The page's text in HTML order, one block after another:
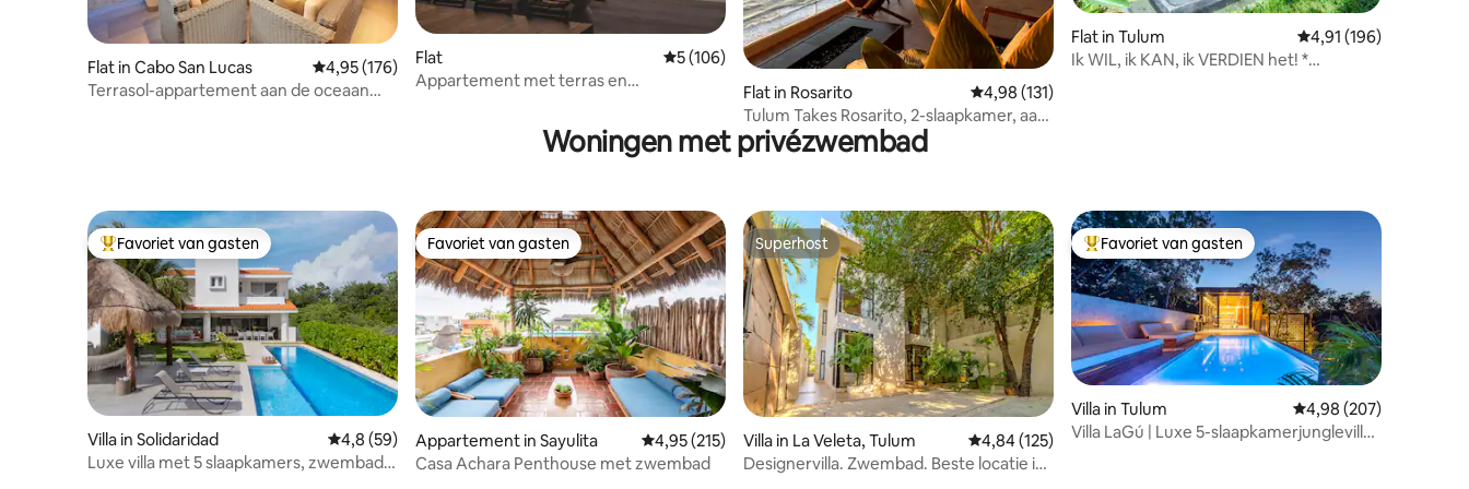
Flat in Cabo San Lucas Gemiddelde beoordeling van 4,95 op 5, 176 recensies
4,95 (176)
Terrasol-appartement aan de oceaan
Flat Gemiddelde beoordeling van 5 op 5, 106 recensies
5 (106)
Appartement met terras en
Flat in Rosarito Gemiddelde beoordeling van 4,98 op 5, 131 recensies
4,98 (131)
Tulum Takes Rosarito, 2-slaapkamer, aan
het strand.
Flat in Tulum Gemiddelde
4,91 (196)
Ik WIL, ik KAN, ik VERDIEN het! *
Woningen met privézwembad
Topfavoriet van gasten
Favoriet van gasten
Villa in Solidaridad Gemiddelde beoordeling van 4,8 op 5, 59 recensies
4,8 (59)
Luxe villa met 5 slaapkamers, zwembad
Favoriet van gasten
Favoriet van gasten
Appartement in Sayulita Gemiddelde beoordeling van 4,95 op 5, 215 recensies
4,95 (215)
Casa Achara Penthouse met zwembad
Superhost
Superhost
Villa in La Veleta, Tulum Gemiddelde beoordeling van 4,84 op 5, 125 recensies
4,84 (125)
Designervilla. Zwembad. Beste locatie in
Topfavoriet van gasten
Favoriet van gasten
Villa in Tulum Gemiddelde
4,98 (207)
Villa LaGú | Luxe 5-slaapkamerjunglevilla ·